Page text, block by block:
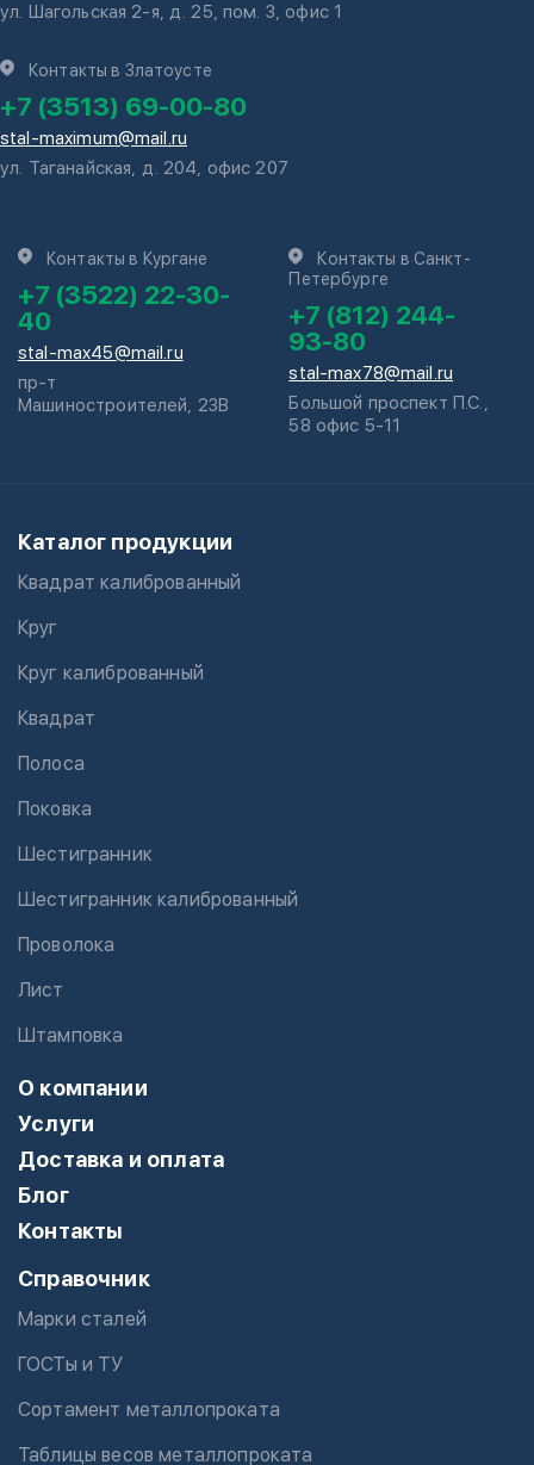
ул. Шагольская 2-я, д. 25, пом. 3, офис 1
Контакты в Златоусте
+7 (3513) 69-00-80
stal-maximum@mail.ru
ул. Таганайская, д. 204, офис 207
Контакты в Кургане
+7 (3522) 22-30-
40
stal-max45@mail.ru
пр-т
Машиностроителей, 23В
Контакты в Санкт-
Петербурге
+7 (812) 244-
93-80
stal-max78@mail.ru
Большой проспект П.С.,
58 офис 5-11
Каталог продукции
Квадрат калиброванный
Круг
Круг калиброванный
Квадрат
Полоса
Поковка
Шестигранник
Шестигранник калиброванный
Проволока
Лист
Штамповка
О компании
Услуги
Доставка и оплата
Блог
Контакты
Справочник
Марки сталей
ГОСТы и ТУ
Сортамент металлопроката
Таблицы весов металлопроката